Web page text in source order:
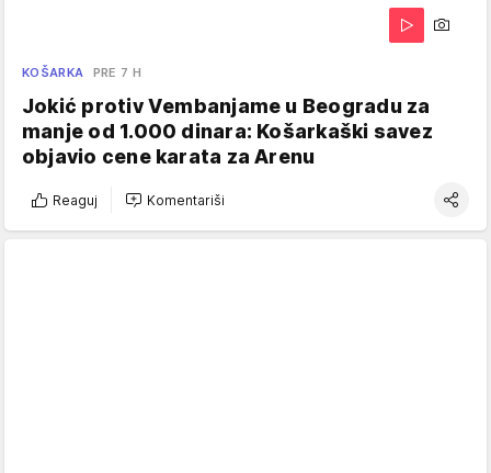
KOŠARKA PRE 7 H
Jokić protiv Vembanjame u Beogradu za
manje od 1.000 dinara: Košarkaški savez
objavio cene karata za Arenu
Reaguj Komentariši